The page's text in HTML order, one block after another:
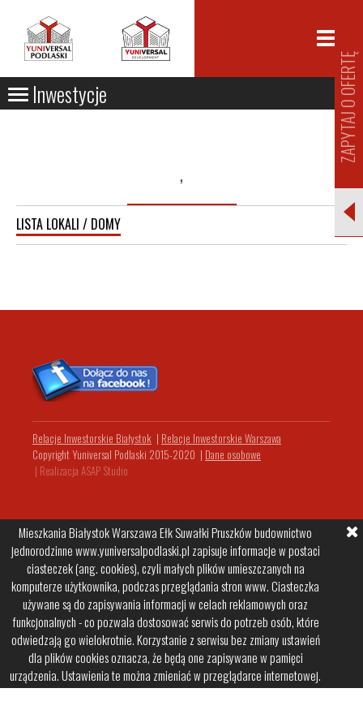
Inwestycje
,
LISTA LOKALI / DOMY
ZAPYTAJ O OFERTĘ
Relacje Inwestorskie Białystok | Relacje Inwestorskie Warszawa
Copyright Yuniversal Podlaski 2015-2020 | Dane osobowe
| Realizacja ASAP Studio
Mieszkania Białystok Warszawa Ełk Suwałki Pruszków budownictwo
jednorodzinne www.yuniversalpodlaski.pl zapisuje informacje w postaci
ciasteczek (ang. cookies), czyli małych plików umieszczanych na
komputerze użytkownika, podczas przeglądania stron www. Ciasteczka
używane są do zapisywania informacji w celach reklamowych oraz
funkcjonalnych - co pozwala dostosować serwis do potrzeb osób, które
odwiedzają go wielokrotnie. Korzystanie z serwisu bez zmiany ustawień
dla plików cookies oznacza, że będą one zapisywane w pamięci
urządzenia. Ustawienia te można zmieniać w przeglądarce internetowej.